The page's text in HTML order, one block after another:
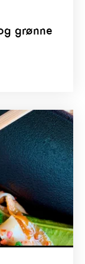
grønne